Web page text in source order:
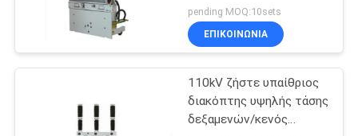
χειραμαξών διακοπτών
35Kv 36KV Hv
pending MOQ:10sets
ΕΠΙΚΟΙΝΩΝΊΑ
110kV ζήστε υπαίθριος
διακόπτης υψηλής τάσης
δεξαμενών/κενός